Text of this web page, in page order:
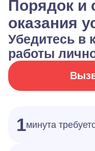
Порядок и
оказания
Убедитесь в
работы
1минута